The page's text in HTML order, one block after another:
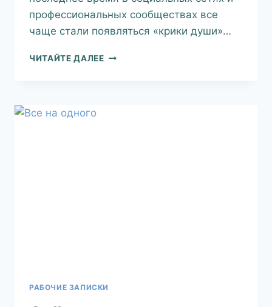
профессиональных сообществах все
чаще стали появляться «крики души»…
ЧИТАЙТЕ ДАЛЕЕ
РАБОЧИЕ ЗАПИСКИ